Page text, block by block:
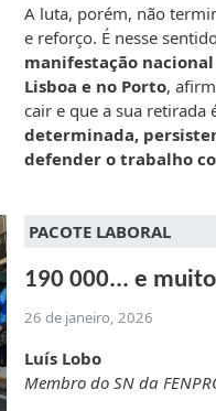
A luta, porém, não
e reforço. É nesse
manifestação
Lisboa e no Porto,
cair e que a sua retirada
determinada,
defender o trabalho
PACOTE LABORAL
190 000... e
26 de janeiro, 2026
Luís Lobo
Membro do SN da